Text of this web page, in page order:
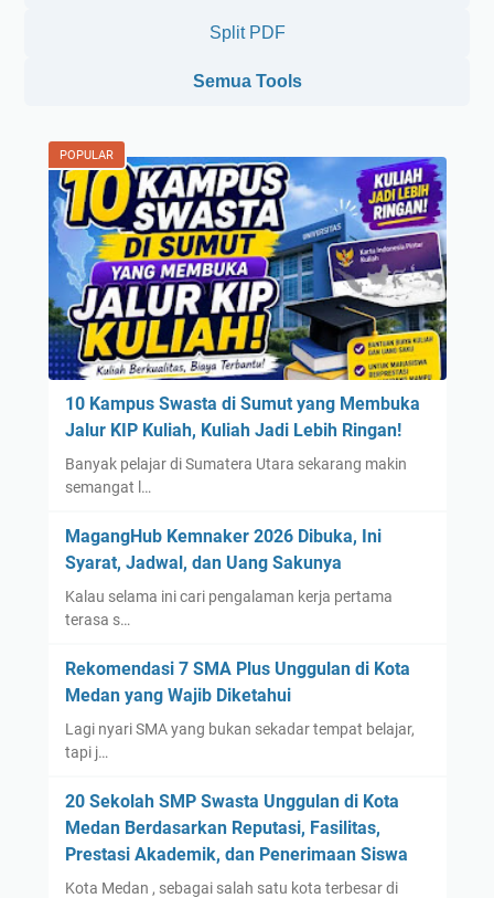
Split PDF
Semua Tools
POPULAR
10 Kampus Swasta di Sumut yang Membuka
Jalur KIP Kuliah, Kuliah Jadi Lebih Ringan!
Banyak pelajar di Sumatera Utara sekarang makin
semangat l…
MagangHub Kemnaker 2026 Dibuka, Ini
Syarat, Jadwal, dan Uang Sakunya
Kalau selama ini cari pengalaman kerja pertama
terasa s…
Rekomendasi 7 SMA Plus Unggulan di Kota
Medan yang Wajib Diketahui
Lagi nyari SMA yang bukan sekadar tempat belajar,
tapi j…
20 Sekolah SMP Swasta Unggulan di Kota
Medan Berdasarkan Reputasi, Fasilitas,
Prestasi Akademik, dan Penerimaan Siswa
Kota Medan , sebagai salah satu kota terbesar di